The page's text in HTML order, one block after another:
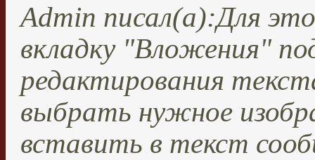
Admin писал(а):Для
вкладку "Вложения"
редактирования
выбрать нужное
вставить в текст